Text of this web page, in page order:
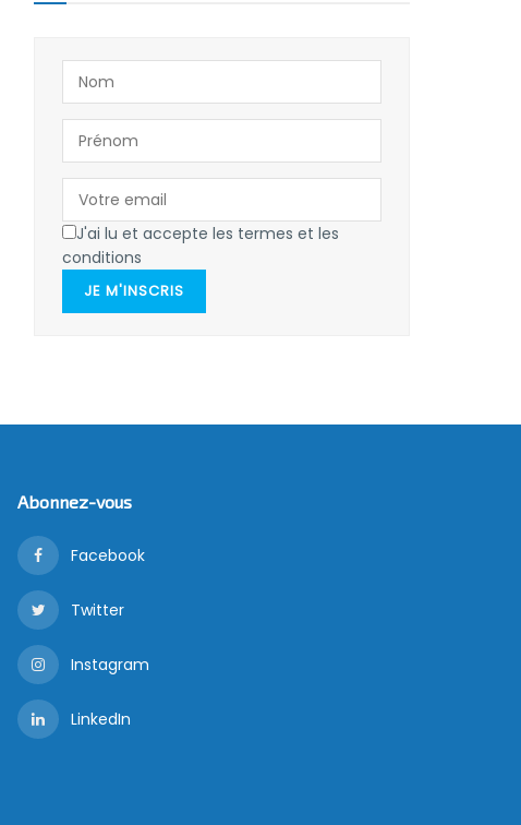
J'ai lu et accepte les termes et les
conditions
JE M'INSCRIS
Abonnez-vous
Facebook
Twitter
Instagram
LinkedIn